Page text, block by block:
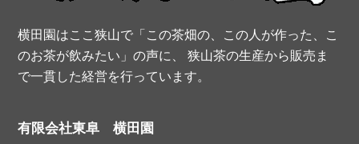
横田園はここ狭山で「この茶畑の、この人が作った、こ
のお茶が飲みたい」の声に、 狭山茶の生産から販売ま
で一貫した経営を行っています。
有限会社東阜 横田園